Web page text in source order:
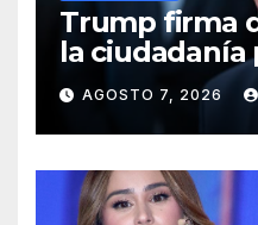
Trump firma
la
y el ‘turismo
AGOSTO 7, 2026